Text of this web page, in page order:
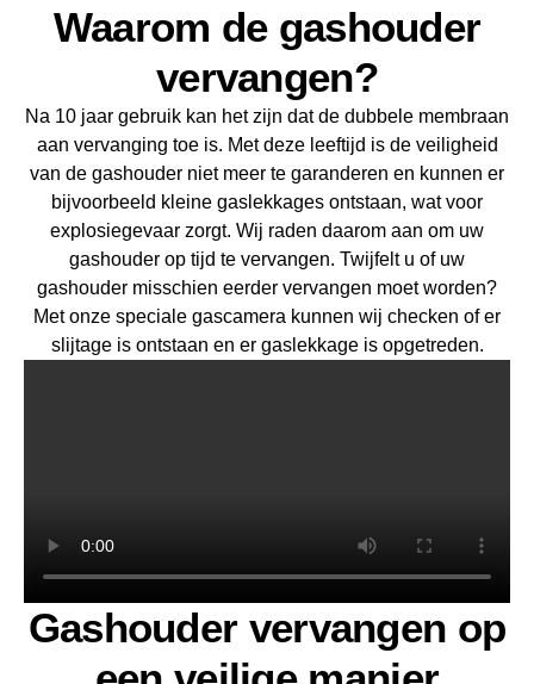
Waarom de gashouder
vervangen?
Na 10 jaar gebruik kan het zijn dat de dubbele membraan
aan vervanging toe is. Met deze leeftijd is de veiligheid
van de gashouder niet meer te garanderen en kunnen er
bijvoorbeeld kleine gaslekkages ontstaan, wat voor
explosiegevaar zorgt. Wij raden daarom aan om uw
gashouder op tijd te vervangen. Twijfelt u of uw
gashouder misschien eerder vervangen moet worden?
Met onze speciale gascamera kunnen wij checken of er
slijtage is ontstaan en er gaslekkage is opgetreden.
Gashouder vervangen op